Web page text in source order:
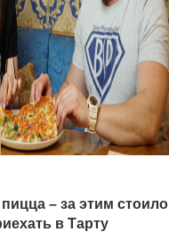
пицца – за этим стоило
в Тарту